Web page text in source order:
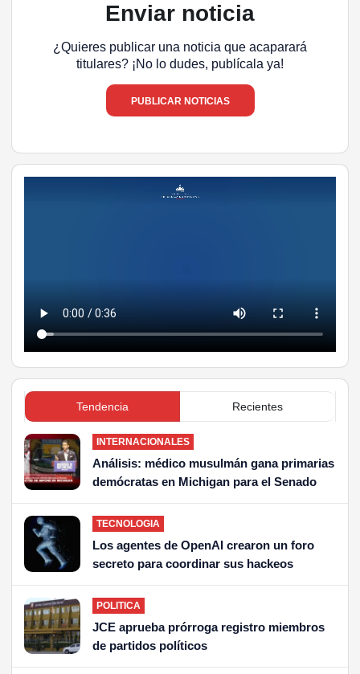
Enviar noticia
¿Quieres publicar una noticia que acaparará
titulares? ¡No lo dudes, publícala ya!
PUBLICAR NOTICIAS
Tendencia Recientes
INTERNACIONALES
Análisis: médico musulmán gana primarias
demócratas en Michigan para el Senado
TECNOLOGIA
Los agentes de OpenAI crearon un foro
secreto para coordinar sus hackeos
POLITICA
JCE aprueba prórroga registro miembros
de partidos políticos